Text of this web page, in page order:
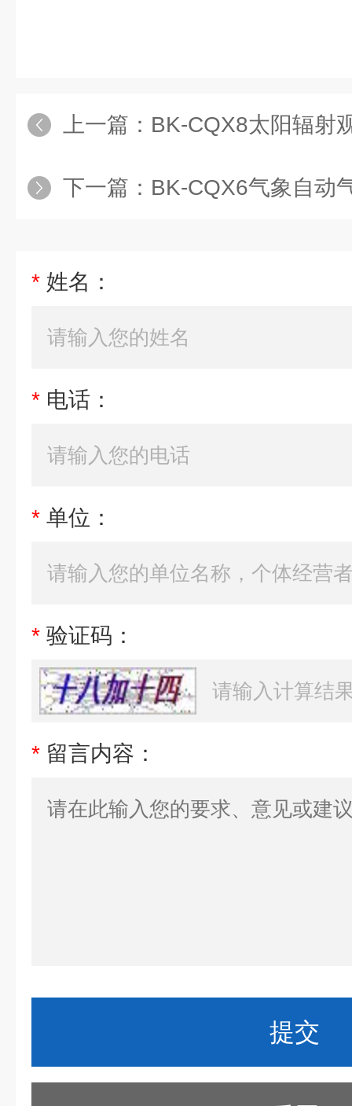
上一篇： BK-CQX8太阳辐射
下一篇： BK-CQX6气象自动
* 姓名：
* 电话：
* 单位：
* 验证码：
* 留言内容：